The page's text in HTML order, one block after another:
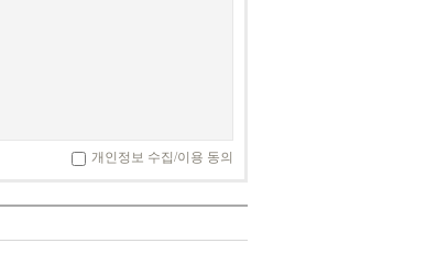
자와 숫자의 조합을 의미합니다.
게 일정한 비율(금액)로 적립되는
가치가 없는 서비스 상의 가상
회원으로 등록됩니다. 서비스의
개인정보 수집/이용 동의